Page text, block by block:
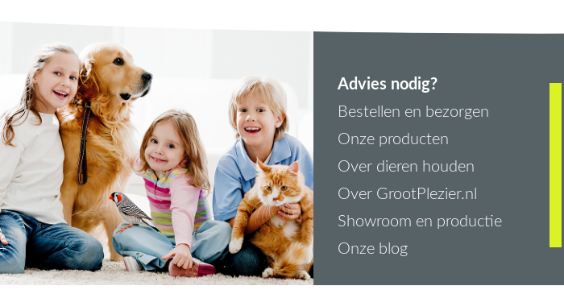
Advies nodig?
Bestellen en bezorgen
Onze producten
Over dieren houden
Over GrootPlezier.nl
Showroom en productie
Onze blog